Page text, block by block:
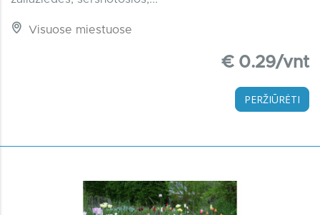
Visuose miestuose
€ 0.29/vnt
PERŽIŪRĖTI